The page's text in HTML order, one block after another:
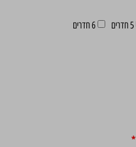
5 חדרים 6 חדרים